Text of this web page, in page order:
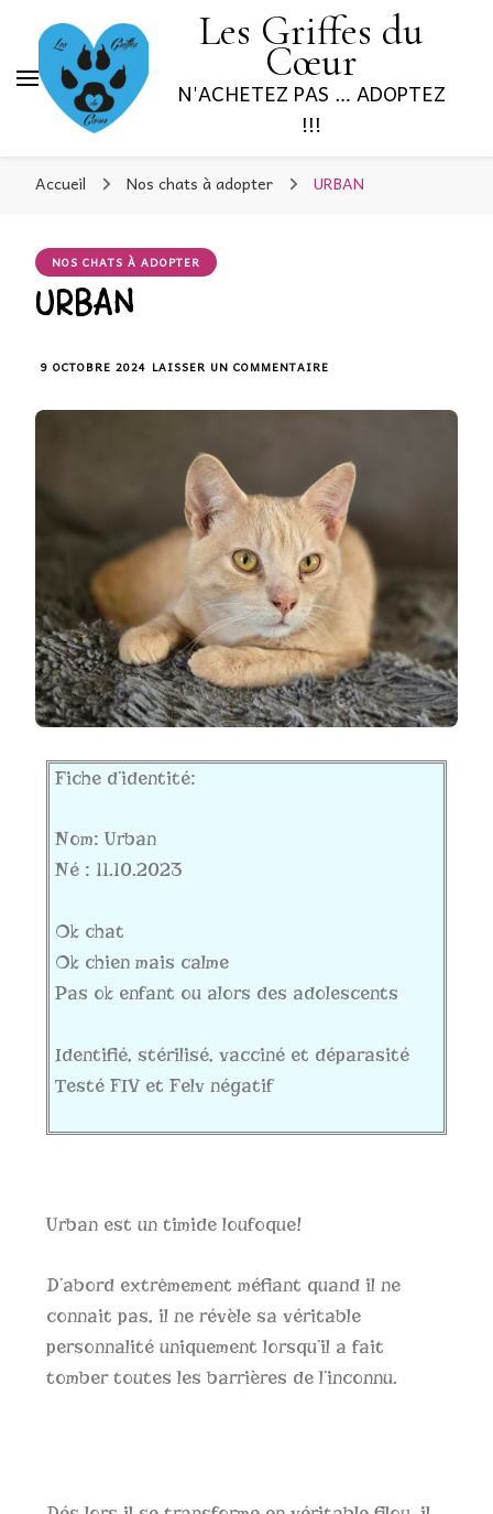
Les Griffes du
Cœur
N'ACHETEZ PAS … ADOPTEZ
!!!
Accueil Nos chats à adopter URBAN
NOS CHATS À ADOPTER
URBAN
9 OCTOBRE 2024 LAISSER UN COMMENTAIRE
Fiche d’identité:
Nom: Urban
Né : 11.10.2023
Ok chat
Ok chien mais calme
Pas ok enfant ou alors des adolescents
Identifié, stérilisé, vacciné et déparasité
Testé FIV et Felv négatif
Urban est un timide loufoque!
D’abord extrêmement méfiant quand il ne
connait pas, il ne révèle sa véritable
personnalité uniquement lorsqu’il a fait
tomber toutes les barrières de l’inconnu.